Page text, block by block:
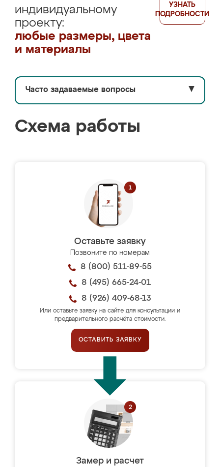
индивидуальному
проекту:
любые размеры, цвета
и материалы
УЗНАТЬ
ПОДРОБНОСТИ
Часто задаваемые вопросы ▼
Схема работы
Оставьте заявку
Позвоните по номерам
8 (800) 511-89-55
8 (495) 665-24-01
8 (926) 409-68-13
Или оставьте заявку на сайте для консультации и
предварительного расчёта стоимости.
ОСТАВИТЬ ЗАЯВКУ
Замер и расчет